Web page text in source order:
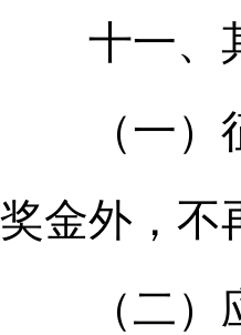
十一、
（一）征
奖金外，不
（二）应